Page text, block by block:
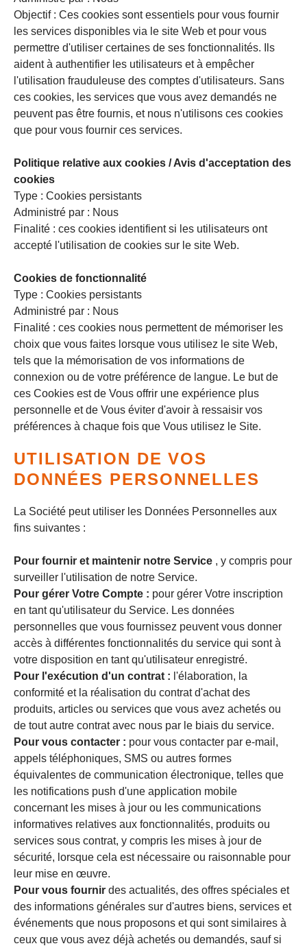
Objectif : Ces cookies sont essentiels pour vous fournir
les services disponibles via le site Web et pour vous
permettre d'utiliser certaines de ses fonctionnalités. Ils
aident à authentifier les utilisateurs et à empêcher
l'utilisation frauduleuse des comptes d'utilisateurs. Sans
ces cookies, les services que vous avez demandés ne
peuvent pas être fournis, et nous n'utilisons ces cookies
que pour vous fournir ces services.
Politique relative aux cookies / Avis d'acceptation des
cookies
Type : Cookies persistants
Administré par : Nous
Finalité : ces cookies identifient si les utilisateurs ont
accepté l'utilisation de cookies sur le site Web.
Cookies de fonctionnalité
Type : Cookies persistants
Administré par : Nous
Finalité : ces cookies nous permettent de mémoriser les
choix que vous faites lorsque vous utilisez le site Web,
tels que la mémorisation de vos informations de
connexion ou de votre préférence de langue. Le but de
ces Cookies est de Vous offrir une expérience plus
personnelle et de Vous éviter d'avoir à ressaisir vos
préférences à chaque fois que Vous utilisez le Site.
UTILISATION DE VOS
DONNÉES PERSONNELLES
La Société peut utiliser les Données Personnelles aux
fins suivantes :
Pour fournir et maintenir notre Service , y compris pour
surveiller l'utilisation de notre Service.
Pour gérer Votre Compte : pour gérer Votre inscription
en tant qu'utilisateur du Service. Les données
personnelles que vous fournissez peuvent vous donner
accès à différentes fonctionnalités du service qui sont à
votre disposition en tant qu'utilisateur enregistré.
Pour l'exécution d'un contrat : l'élaboration, la
conformité et la réalisation du contrat d'achat des
produits, articles ou services que vous avez achetés ou
de tout autre contrat avec nous par le biais du service.
Pour vous contacter : pour vous contacter par e-mail,
appels téléphoniques, SMS ou autres formes
équivalentes de communication électronique, telles que
les notifications push d'une application mobile
concernant les mises à jour ou les communications
informatives relatives aux fonctionnalités, produits ou
services sous contrat, y compris les mises à jour de
sécurité, lorsque cela est nécessaire ou raisonnable pour
leur mise en œuvre.
Pour vous fournir des actualités, des offres spéciales et
des informations générales sur d'autres biens, services et
événements que nous proposons et qui sont similaires à
ceux que vous avez déjà achetés ou demandés, sauf si